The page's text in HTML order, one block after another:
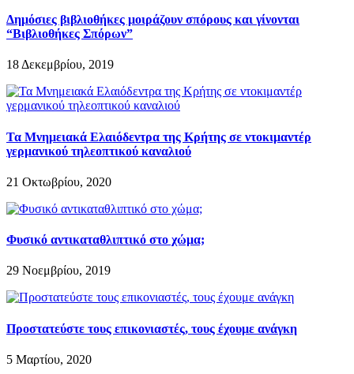
Δημόσιες βιβλιοθήκες μοιράζουν σπόρους και γίνονται
“Βιβλιοθήκες Σπόρων”
18 Δεκεμβρίου, 2019
Τα Μνημειακά Ελαιόδεντρα της Κρήτης σε ντοκιμαντέρ
γερμανικού τηλεοπτικού καναλιού
21 Οκτωβρίου, 2020
Φυσικό αντικαταθλιπτικό στο χώμα;
29 Νοεμβρίου, 2019
Προστατεύστε τους επικονιαστές, τους έχουμε ανάγκη
5 Μαρτίου, 2020